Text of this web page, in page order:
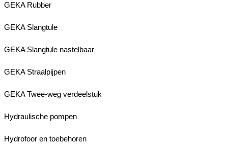
GEKA Rubber
GEKA Slangtule
GEKA Slangtule nastelbaar
GEKA Straalpijpen
GEKA Twee-weg verdeelstuk
Hydraulische pompen
Hydrofoor en toebehoren